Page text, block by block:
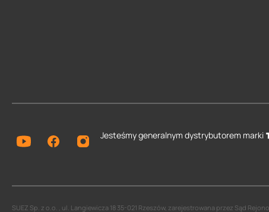
Jesteśmy generalnym dystrybutorem marki
SUEZ Sp. z o.o. , ul. Langiewicza 18 35-021 Rzeszów, zarejestrowana przez Sąd